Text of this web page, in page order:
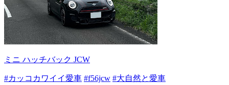
ミニ ハッチバック JCW
#カッコカワイイ愛車 #f56jcw #大自然と愛車